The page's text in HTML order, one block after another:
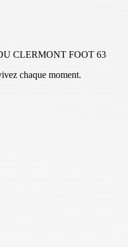
CLERMONT FOOT 63
chaque moment.